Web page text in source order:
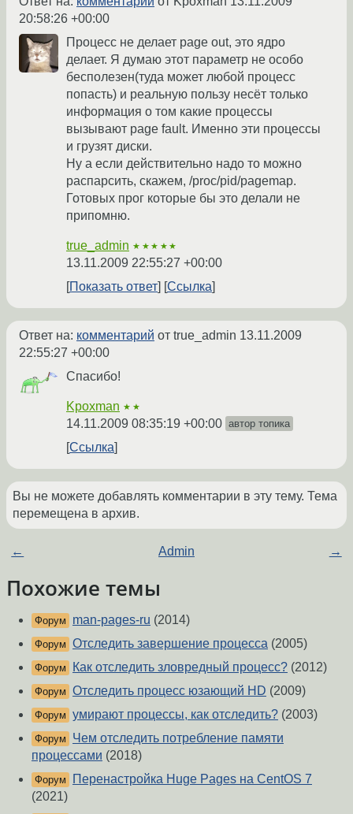
20:58:26 +00:00
Процесс не делает page out, это ядро
делает. Я думаю этот параметр не особо
бесполезен(туда может любой процесс
попасть) и реальную пользу несёт только
информация о том какие процессы
вызывают page fault. Именно эти процессы
и грузят диски.
Ну а если действительно надо то можно
распарсить, скажем, /proc/pid/pagemap.
Готовых прог которые бы это делали не
припомню.
true_admin ★★★★★
13.11.2009 22:55:27 +00:00
Показать ответ
Ссылка
Ответ на: комментарий от true_admin 13.11.2009
22:55:27 +00:00
Спасибо!
Kpoxman ★★
14.11.2009 08:35:19 +00:00 автор топика
Ссылка
Вы не можете добавлять комментарии в эту тему. Тема
перемещена в архив.
← Admin →
Похожие темы
Форум man-pages-ru (2014)
Форум Отследить завершение процесса (2005)
Форум Как отследить зловредный процесс? (2012)
Форум Отследить процесс юзающий HD (2009)
Форум умирают процессы, как отследить? (2003)
Форум
Чем отследить потребление памяти
процессами (2018)
Форум
Перенастройка Huge Pages на CentOS 7
(2021)